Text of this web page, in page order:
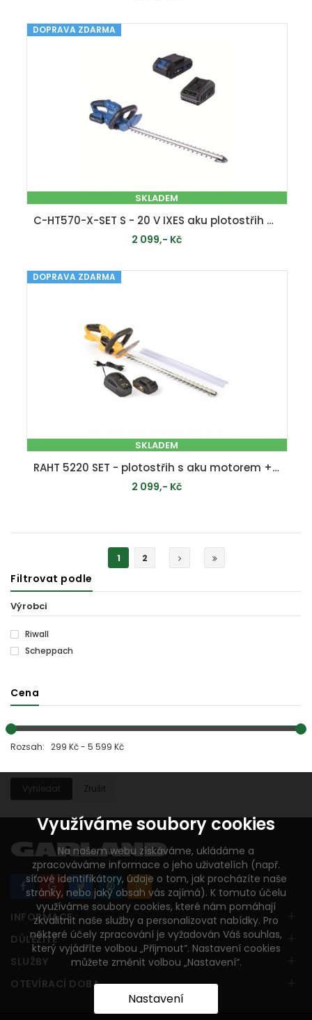
DOPRAVA ZDARMA
SKLADEM
C-HT570-X-SET S - 20 V IXES aku plotostřih + 2Ah baterie + nabíječka 2,4 A
2 099,- Kč
DOPRAVA ZDARMA
SKLADEM
RAHT 5220 SET - plotostřih s aku motorem + 2Ah baterie + nabíječka 20 V
2 099,- Kč
1 2
Filtrovat podle
Výrobci
Riwall
Scheppach
Cena
Rozsah: 299 Kč - 5 599 Kč
Vyhledat Zrušit
INFORMACE
DŮLEŽITÉ
SLUŽBY
OTEVÍRACÍ DOBA
Využíváme soubory cookies
Na našem webu získáváme, ukládáme a
zpracováváme informace o jeho uživatelích (např.
síťové identifikátory, údaje o tom, jak procházíte naše
stránky, nebo jaký obsah vás zajímá). K tomuto účelu
využíváme soubory cookies, které nám pomáhají
zkvalitnit naše služby a personalizovat nabídky. Pro
některé účely zpracování je vyžadován Váš souhlas,
který vyjádříte volbou „Přijmout“. Nastavení cookies
můžete změnit volbou „Nastavení“.
Nastavení